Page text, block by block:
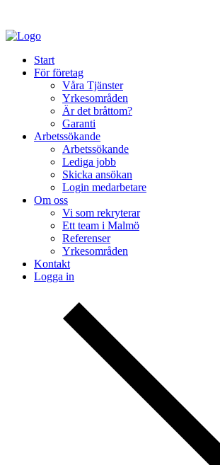
Start
För företag
Våra Tjänster
Yrkesområden
Är det bråttom?
Garanti
Arbetssökande
Arbetssökande
Lediga jobb
Skicka ansökan
Login medarbetare
Om oss
Vi som rekryterar
Ett team i Malmö
Referenser
Yrkesområden
Kontakt
Logga in